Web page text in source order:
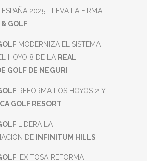
2025 LLEVA LA FIRMA
GOLF
MODERNIZA EL SISTEMA
HOYO 8 DE LA REAL
GOLF DE NEGURI
REFORMA LOS HOYOS 2 Y
GOLF RESORT
LIDERA LA
DE
INFINITUM HILLS
; EXITOSA REFORMA